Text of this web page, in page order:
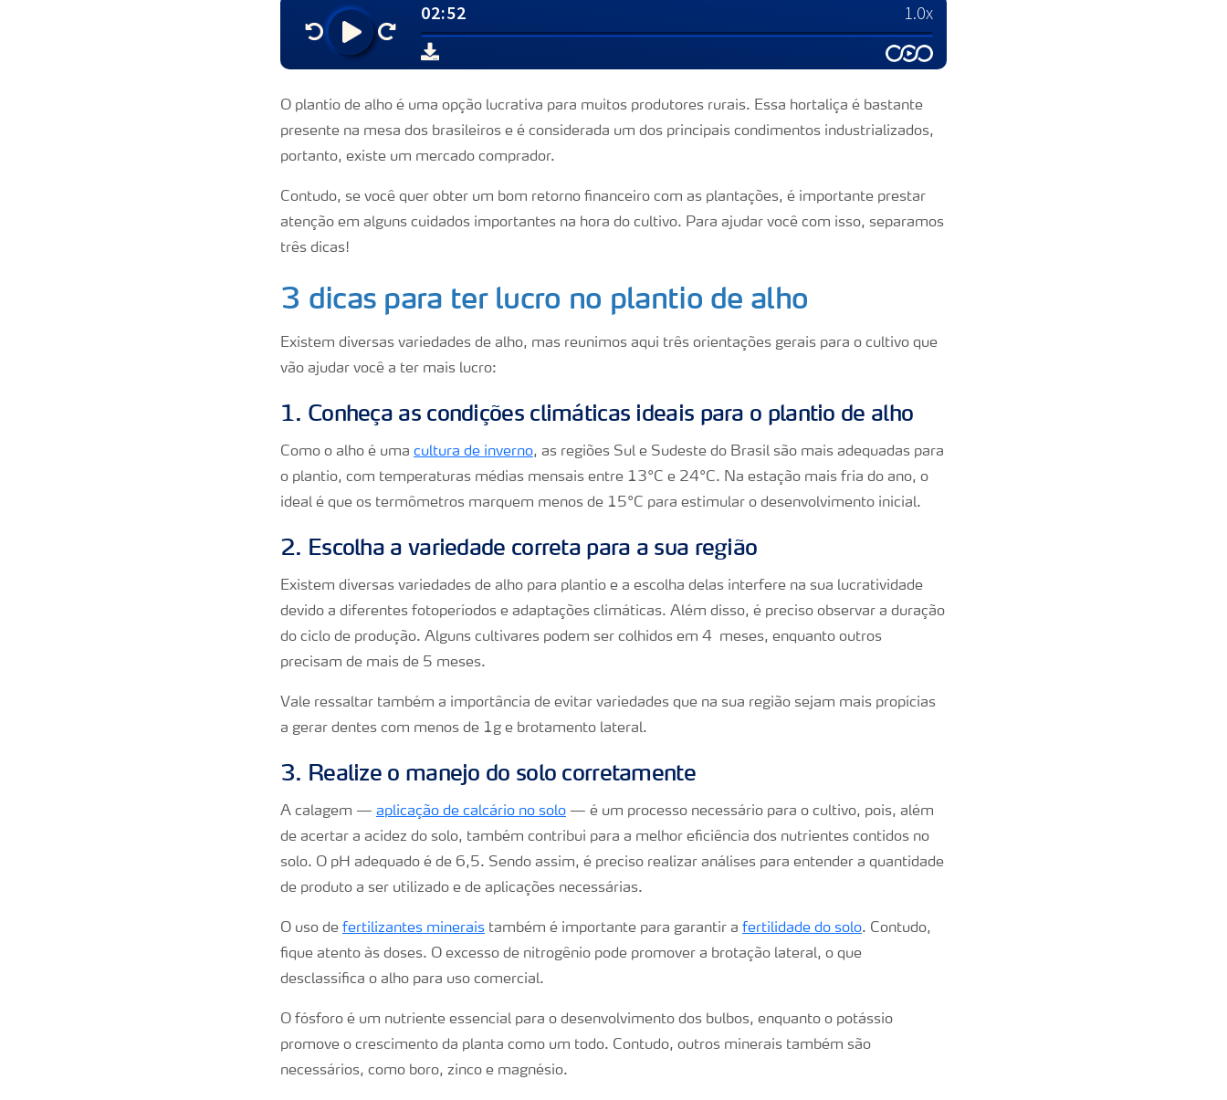
O plantio de alho é uma opção lucrativa para muitos produtores rurais. Essa hortaliça é bastante
presente na mesa dos brasileiros e é considerada um dos principais condimentos industrializados,
portanto, existe um mercado comprador.
Contudo, se você quer obter um bom retorno financeiro com as plantações, é importante prestar
atenção em alguns cuidados importantes na hora do cultivo. Para ajudar você com isso, separamos
três dicas!
3 dicas para ter lucro no plantio de alho
Existem diversas variedades de alho, mas reunimos aqui três orientações gerais para o cultivo que
vão ajudar você a ter mais lucro:
1. Conheça as condições climáticas ideais para o plantio de alho
Como o alho é uma cultura de inverno, as regiões Sul e Sudeste do Brasil são mais adequadas para
o plantio, com temperaturas médias mensais entre 13°C e 24°C. Na estação mais fria do ano, o
ideal é que os termômetros marquem menos de 15°C para estimular o desenvolvimento inicial.
2. Escolha a variedade correta para a sua região
Existem diversas variedades de alho para plantio e a escolha delas interfere na sua lucratividade
devido a diferentes fotoperíodos e adaptações climáticas. Além disso, é preciso observar a duração
do ciclo de produção. Alguns cultivares podem ser colhidos em 4 meses, enquanto outros
precisam de mais de 5 meses.
Vale ressaltar também a importância de evitar variedades que na sua região sejam mais propícias
a gerar dentes com menos de 1g e brotamento lateral.
3. Realize o manejo do solo corretamente
A calagem — aplicação de calcário no solo — é um processo necessário para o cultivo, pois, além
de acertar a acidez do solo, também contribui para a melhor eficiência dos nutrientes contidos no
solo. O pH adequado é de 6,5. Sendo assim, é preciso realizar análises para entender a quantidade
de produto a ser utilizado e de aplicações necessárias.
O uso de fertilizantes minerais também é importante para garantir a fertilidade do solo. Contudo,
fique atento às doses. O excesso de nitrogênio pode promover a brotação lateral, o que
desclassifica o alho para uso comercial.
O fósforo é um nutriente essencial para o desenvolvimento dos bulbos, enquanto o potássio
promove o crescimento da planta como um todo. Contudo, outros minerais também são
necessários, como boro, zinco e magnésio.